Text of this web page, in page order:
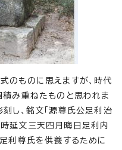
のものに思えますが、時代
み重ねたものと思われま
し、銘文「源尊氏公足利治
延文三天四月晦日足利内
利尊氏を供養するために